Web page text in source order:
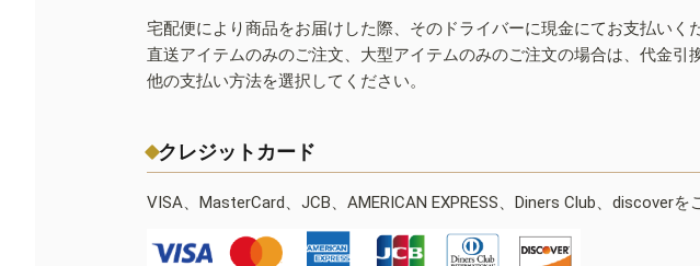
宅配便により商品をお届けした際、そのドライバーに現金にてお支払いく
直送アイテムのみのご注文、大型アイテムのみのご注文の場合は、代金引
他の支払い方法を選択してください。
クレジットカード
VISA、MasterCard、JCB、AMERICAN EXPRESS、Diners Club、discoverを